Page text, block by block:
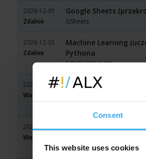
Consent
This website uses cookies
2026-12-01
Zdalnie
Google Sheets
GSheets
2026-12-01
Zdalnie
Machine Learning
Pythona
S-PYTHON-AI-ML
2026-12-01
Warszawa
Machine Learning
2026-12-02
Warszawa
Cyberbezpieczeństwo
CYBERSEC-MGMT